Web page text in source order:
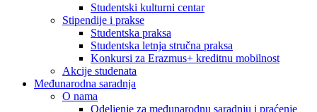
Studentski kulturni centar
Stipendije i prakse
Studentska praksa
Studentska letnja stručna praksa
Konkursi za Erazmus+ kreditnu mobilnost
Akcije studenata
Međunarodna saradnja
O nama
Odeljenje za međunarodnu saradnju i praćenje